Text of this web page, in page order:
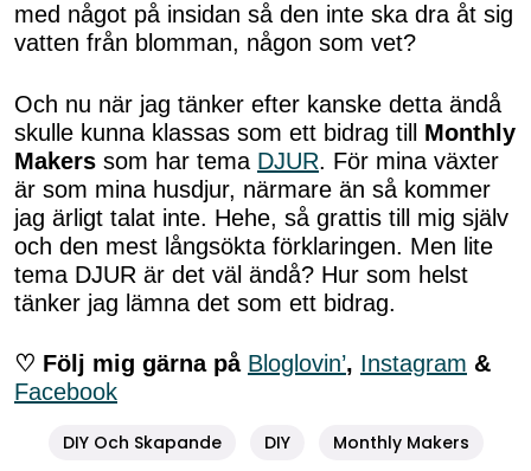
med något på insidan så den inte ska dra åt sig
vatten från blomman, någon som vet?
Och nu när jag tänker efter kanske detta ändå
skulle kunna klassas som ett bidrag till Monthly
Makers som har tema DJUR. För mina växter
är som mina husdjur, närmare än så kommer
jag ärligt talat inte. Hehe, så grattis till mig själv
och den mest långsökta förklaringen. Men lite
tema DJUR är det väl ändå? Hur som helst
tänker jag lämna det som ett bidrag.
♡ Följ mig gärna på Bloglovin’, Instagram &
Facebook
DIY Och Skapande DIY Monthly Makers